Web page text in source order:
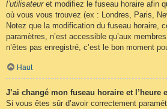
l’utilisateuret modifiez le fuseau horaire afin
où vous vous trouvez (ex : Londres, Paris,
Notez que la modification du fuseau horaire,
paramètres, n’est accessible qu’aux
n’êtes pas enregistré, c’est le bon moment
Haut
J’ai changé mon fuseau horaire et l’heure
Si vous êtes sûr d’avoir correctement